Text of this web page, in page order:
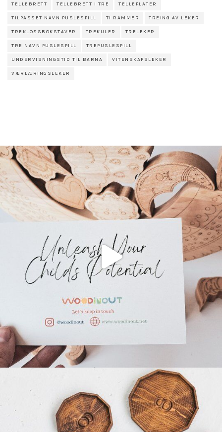
TELLEBRETT TELLEBRETT I TRE TELLEPLATER
TILPASSET NAVN PUSLESPILL TI RAMMER TREING AV LEKER
TREKLOSSBOKSTAVER TREKULER TRELEKER
TRE NAVN PUSLESPILL TREPUSLESPILL
UNDERVISNINGSTID TIL BARNA VITENSKAPSLEKER
VÆRLÆRINGSLEKER